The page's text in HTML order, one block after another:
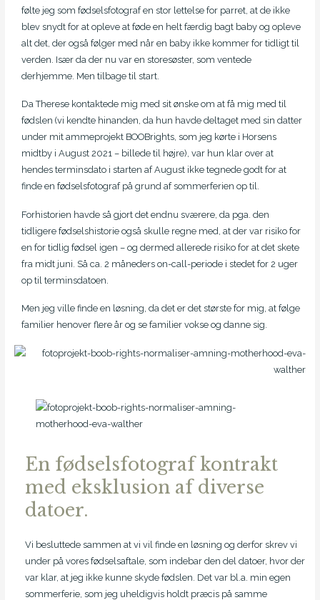
følte jeg som fødselsfotograf en stor lettelse for parret, at de ikke
blev snydt for at opleve at føde en helt færdig bagt baby og opleve
alt det, der også følger med når en baby ikke kommer for tidligt til
verden. Især da der nu var en storesøster, som ventede
derhjemme. Men tilbage til start.
Da Therese kontaktede mig med sit ønske om at få mig med til
fødslen (vi kendte hinanden, da hun havde deltaget med sin datter
under mit ammeprojekt BOOBrights, som jeg kørte i Horsens
midtby i August 2021 – billede til højre), var hun klar over at
hendes terminsdato i starten af August ikke tegnede godt for at
finde en fødselsfotograf på grund af sommerferien op til.
Forhistorien havde så gjort det endnu sværere, da pga. den
tidligere fødselshistorie også skulle regne med, at der var risiko for
en for tidlig fødsel igen – og dermed allerede risiko for at det skete
fra midt juni. Så ca. 2 måneders on-call-periode i stedet for 2 uger
op til terminsdatoen.
Men jeg ville finde en løsning, da det er det største for mig, at følge
familier henover flere år og se familier vokse og danne sig.
En fødselsfotograf kontrakt
med eksklusion af diverse
datoer.
Vi besluttede sammen at vi vil finde en løsning og derfor skrev vi
under på vores fødselsaftale, som indebar den del datoer, hvor der
var klar, at jeg ikke kunne skyde fødslen. Det var bl.a. min egen
sommerferie, som jeg uheldigvis holdt præcis på samme